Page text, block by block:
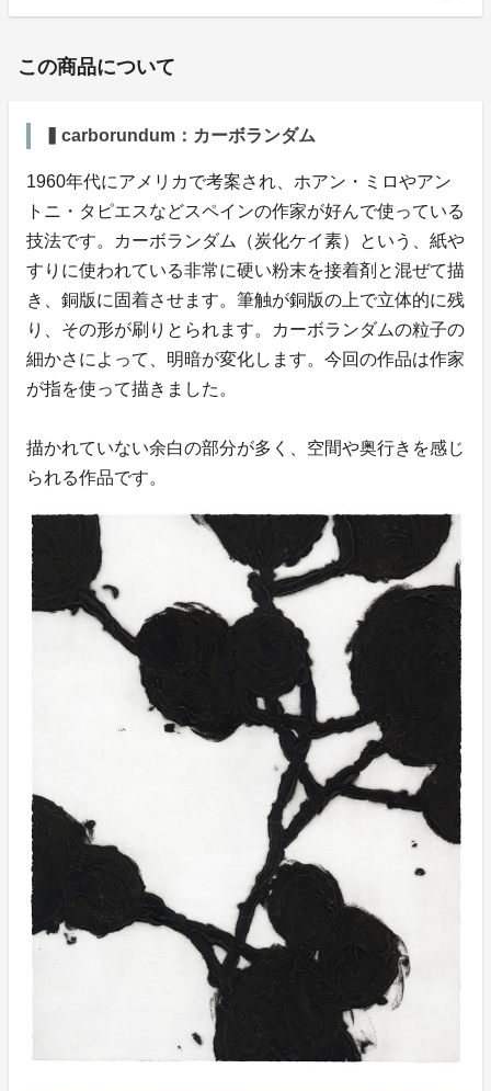
この商品について
▍carborundum：カーボランダム
1960年代にアメリカで考案され、ホアン・ミロやアン
トニ・タピエスなどスペインの作家が好んで使っている
技法です。カーボランダム（炭化ケイ素）という、紙や
すりに使われている非常に硬い粉末を接着剤と混ぜて描
き、銅版に固着させます。筆触が銅版の上で立体的に残
り、その形が刷りとられます。カーボランダムの粒子の
細かさによって、明暗が変化します。今回の作品は作家
が指を使って描きました。
描かれていない余白の部分が多く、空間や奥行きを感じ
られる作品です。